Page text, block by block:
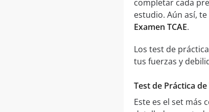
completar cada
estudio. Aún así,
Examen TCAE.
Los test de
tus fuerzas y
Test de Práctica de
Este es el set más